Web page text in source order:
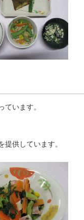
います。
供しています。